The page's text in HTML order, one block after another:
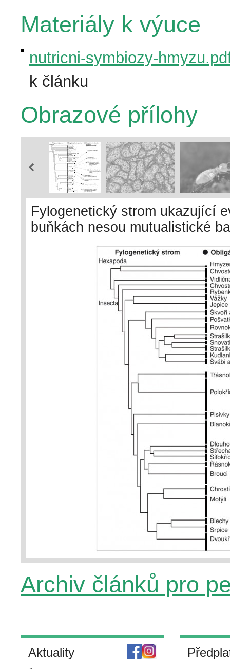
Materiály k výuce
nutricni-symbiozy-
k článku
Obrazové přílohy
Fylogenetický strom ukazující
buňkách nesou mutualistické
mikrobiom. Otazníky značí,
data, takže pravděpodobně
mikrobiom. U
hostitele. Archiv F. Husníka
Archiv článků pro
Aktuality